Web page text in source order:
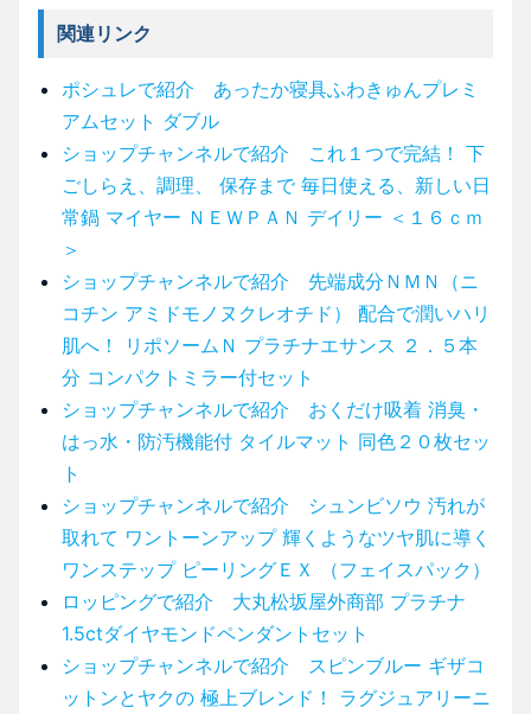
関連リンク
ポシュレで紹介 あったか寝具ふわきゅんプレミ
アムセット ダブル
ショップチャンネルで紹介 これ１つで完結！ 下
ごしらえ、調理、 保存まで 毎日使える、新しい日
常鍋 マイヤー ＮＥＷＰＡＮ デイリー ＜１６ｃｍ
＞
ショップチャンネルで紹介 先端成分ＮＭＮ（ニ
コチン アミドモノヌクレオチド） 配合で潤いハリ
肌へ！ リポソームＮ プラチナエサンス ２．５本
分 コンパクトミラー付セット
ショップチャンネルで紹介 おくだけ吸着 消臭・
はっ水・防汚機能付 タイルマット 同色２０枚セッ
ト
ショップチャンネルで紹介 シュンビソウ 汚れが
取れて ワントーンアップ 輝くようなツヤ肌に導く
ワンステップ ピーリングＥＸ （フェイスパック）
ロッピングで紹介 大丸松坂屋外商部 プラチナ
1.5ctダイヤモンドペンダントセット
ショップチャンネルで紹介 スピンブルー ギザコ
ットンとヤクの 極上ブレンド！ ラグジュアリーニ